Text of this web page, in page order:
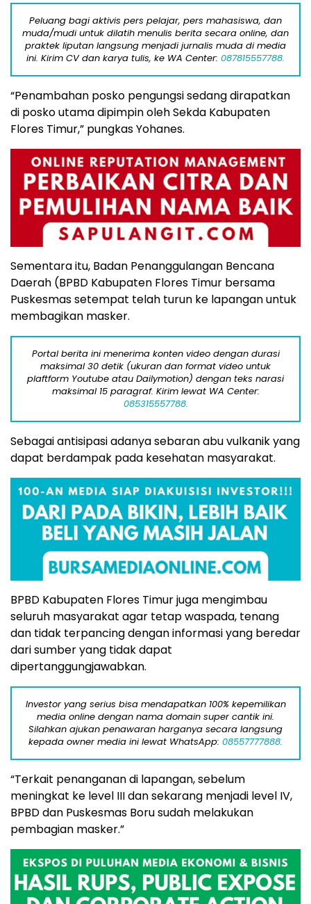
Peluang bagi aktivis pers pelajar, pers mahasiswa, dan
muda/mudi untuk dilatih menulis berita secara online, dan
praktek liputan langsung menjadi jurnalis muda di media
ini. Kirim CV dan karya tulis, ke WA Center: 087815557788.
“Penambahan posko pengungsi sedang dirapatkan
di posko utama dipimpin oleh Sekda Kabupaten
Flores Timur,” pungkas Yohanes.
Sementara itu, Badan Penanggulangan Bencana
Daerah (BPBD Kabupaten Flores Timur bersama
Puskesmas setempat telah turun ke lapangan untuk
membagikan masker.
Portal berita ini menerima konten video dengan durasi
maksimal 30 detik (ukuran dan format video untuk
plaftform Youtube atau Dailymotion) dengan teks narasi
maksimal 15 paragraf. Kirim lewat WA Center:
085315557788.
Sebagai antisipasi adanya sebaran abu vulkanik yang
dapat berdampak pada kesehatan masyarakat.
BPBD Kabupaten Flores Timur juga mengimbau
seluruh masyarakat agar tetap waspada, tenang
dan tidak terpancing dengan informasi yang beredar
dari sumber yang tidak dapat
dipertanggungjawabkan.
Investor yang serius bisa mendapatkan 100% kepemilikan
media online dengan nama domain super cantik ini.
Silahkan ajukan penawaran harganya secara langsung
kepada owner media ini lewat WhatsApp: 08557777888.
“Terkait penanganan di lapangan, sebelum
meningkat ke level III dan sekarang menjadi level IV,
BPBD dan Puskesmas Boru sudah melakukan
pembagian masker.”